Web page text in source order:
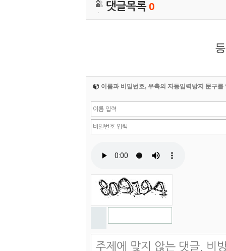
댓글목록0
이름과 비밀번호, 우측의 자동입력방지 문구를